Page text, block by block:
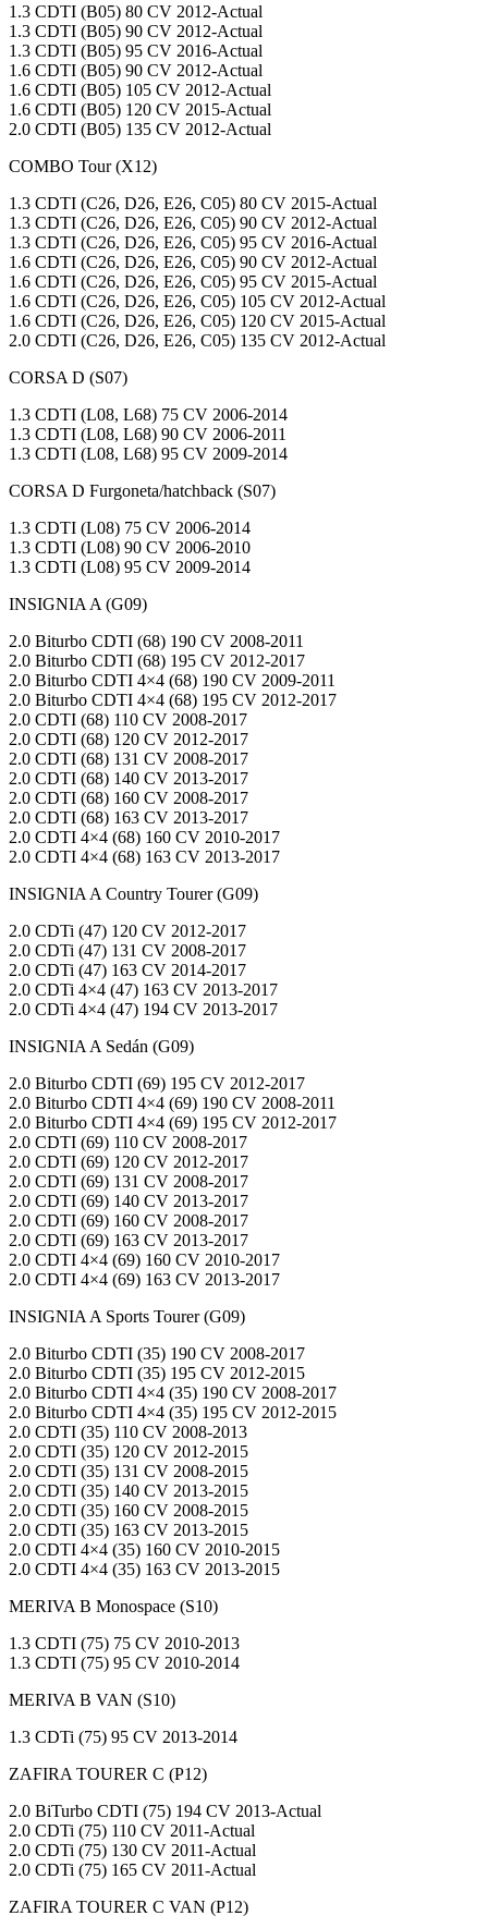
1.3 CDTI (B05) 80 CV 2012-Actual
1.3 CDTI (B05) 90 CV 2012-Actual
1.3 CDTI (B05) 95 CV 2016-Actual
1.6 CDTI (B05) 90 CV 2012-Actual
1.6 CDTI (B05) 105 CV 2012-Actual
1.6 CDTI (B05) 120 CV 2015-Actual
2.0 CDTI (B05) 135 CV 2012-Actual
COMBO Tour (X12)
1.3 CDTI (C26, D26, E26, C05) 80 CV 2015-Actual
1.3 CDTI (C26, D26, E26, C05) 90 CV 2012-Actual
1.3 CDTI (C26, D26, E26, C05) 95 CV 2016-Actual
1.6 CDTI (C26, D26, E26, C05) 90 CV 2012-Actual
1.6 CDTI (C26, D26, E26, C05) 95 CV 2015-Actual
1.6 CDTI (C26, D26, E26, C05) 105 CV 2012-Actual
1.6 CDTI (C26, D26, E26, C05) 120 CV 2015-Actual
2.0 CDTI (C26, D26, E26, C05) 135 CV 2012-Actual
CORSA D (S07)
1.3 CDTI (L08, L68) 75 CV 2006-2014
1.3 CDTI (L08, L68) 90 CV 2006-2011
1.3 CDTI (L08, L68) 95 CV 2009-2014
CORSA D Furgoneta/hatchback (S07)
1.3 CDTI (L08) 75 CV 2006-2014
1.3 CDTI (L08) 90 CV 2006-2010
1.3 CDTI (L08) 95 CV 2009-2014
INSIGNIA A (G09)
2.0 Biturbo CDTI (68) 190 CV 2008-2011
2.0 Biturbo CDTI (68) 195 CV 2012-2017
2.0 Biturbo CDTI 4×4 (68) 190 CV 2009-2011
2.0 Biturbo CDTI 4×4 (68) 195 CV 2012-2017
2.0 CDTI (68) 110 CV 2008-2017
2.0 CDTI (68) 120 CV 2012-2017
2.0 CDTI (68) 131 CV 2008-2017
2.0 CDTI (68) 140 CV 2013-2017
2.0 CDTI (68) 160 CV 2008-2017
2.0 CDTI (68) 163 CV 2013-2017
2.0 CDTI 4×4 (68) 160 CV 2010-2017
2.0 CDTI 4×4 (68) 163 CV 2013-2017
INSIGNIA A Country Tourer (G09)
2.0 CDTi (47) 120 CV 2012-2017
2.0 CDTi (47) 131 CV 2008-2017
2.0 CDTi (47) 163 CV 2014-2017
2.0 CDTi 4×4 (47) 163 CV 2013-2017
2.0 CDTi 4×4 (47) 194 CV 2013-2017
INSIGNIA A Sedán (G09)
2.0 Biturbo CDTI (69) 195 CV 2012-2017
2.0 Biturbo CDTI 4×4 (69) 190 CV 2008-2011
2.0 Biturbo CDTI 4×4 (69) 195 CV 2012-2017
2.0 CDTI (69) 110 CV 2008-2017
2.0 CDTI (69) 120 CV 2012-2017
2.0 CDTI (69) 131 CV 2008-2017
2.0 CDTI (69) 140 CV 2013-2017
2.0 CDTI (69) 160 CV 2008-2017
2.0 CDTI (69) 163 CV 2013-2017
2.0 CDTI 4×4 (69) 160 CV 2010-2017
2.0 CDTI 4×4 (69) 163 CV 2013-2017
INSIGNIA A Sports Tourer (G09)
2.0 Biturbo CDTI (35) 190 CV 2008-2017
2.0 Biturbo CDTI (35) 195 CV 2012-2015
2.0 Biturbo CDTI 4×4 (35) 190 CV 2008-2017
2.0 Biturbo CDTI 4×4 (35) 195 CV 2012-2015
2.0 CDTI (35) 110 CV 2008-2013
2.0 CDTI (35) 120 CV 2012-2015
2.0 CDTI (35) 131 CV 2008-2015
2.0 CDTI (35) 140 CV 2013-2015
2.0 CDTI (35) 160 CV 2008-2015
2.0 CDTI (35) 163 CV 2013-2015
2.0 CDTI 4×4 (35) 160 CV 2010-2015
2.0 CDTI 4×4 (35) 163 CV 2013-2015
MERIVA B Monospace (S10)
1.3 CDTI (75) 75 CV 2010-2013
1.3 CDTI (75) 95 CV 2010-2014
MERIVA B VAN (S10)
1.3 CDTi (75) 95 CV 2013-2014
ZAFIRA TOURER C (P12)
2.0 BiTurbo CDTI (75) 194 CV 2013-Actual
2.0 CDTi (75) 110 CV 2011-Actual
2.0 CDTi (75) 130 CV 2011-Actual
2.0 CDTi (75) 165 CV 2011-Actual
ZAFIRA TOURER C VAN (P12)